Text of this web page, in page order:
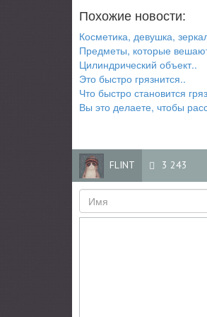
Похожие новости:
Косметика, девушка,
Предметы, которые
Цилиндрический объект..
Это быстро грязнится..
Что быстро становится
Вы это делаете, чтобы
FLINT 3 243